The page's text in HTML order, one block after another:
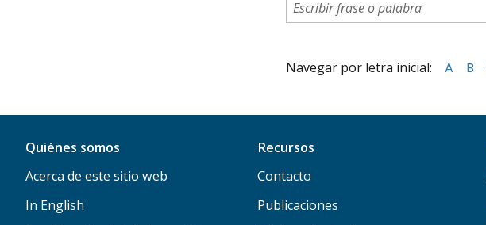
Navegar por letra inicial: A B
Quiénes somos
Acerca de este sitio web
In English
Recursos
Contacto
Publicaciones